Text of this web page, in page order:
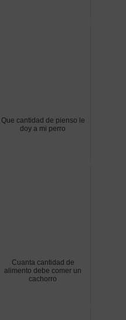
Que cantidad de pienso le
doy a mi perro
Cuanta cantidad de
alimento debe comer un
cachorro